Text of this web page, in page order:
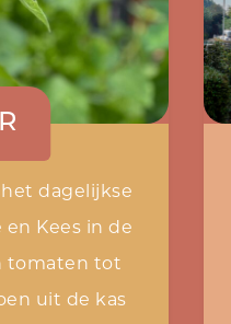
dagelijkse
Kees in de
tomaten tot
uit de kas